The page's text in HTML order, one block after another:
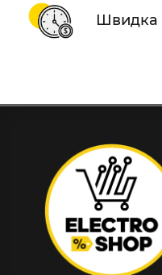
Швидка